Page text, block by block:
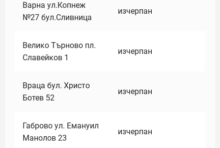
Варна ул.Копнеж
№27 бул.Сливница
изчерпан
Велико Търново пл.
Славейков 1
изчерпан
Враца бул. Христо
Ботев 52
изчерпан
Габрово ул. Емануил
Манолов 23
изчерпан